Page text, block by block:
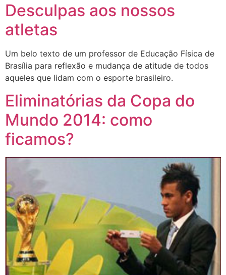
Desculpas aos nossos
atletas
Um belo texto de um professor de Educação Física de
Brasília para reflexão e mudança de atitude de todos
aqueles que lidam com o esporte brasileiro.
Eliminatórias da Copa do
Mundo 2014: como
ficamos?